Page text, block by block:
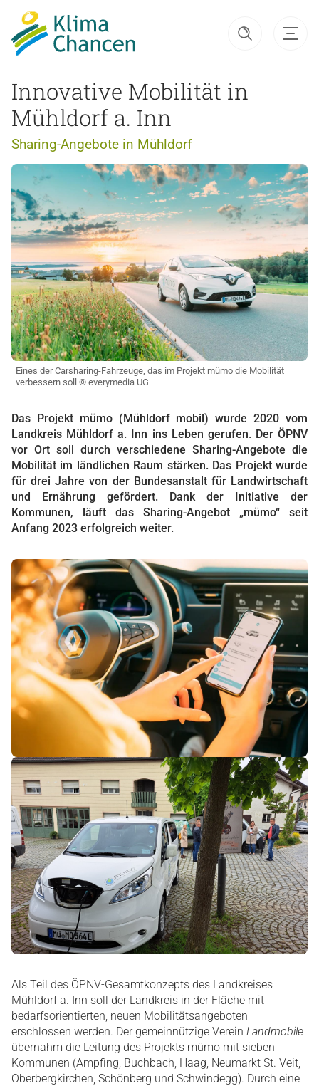
Innovative Mobilität in
Mühldorf a. Inn
Sharing-Angebote in Mühldorf
Eines der Carsharing-Fahrzeuge, das im Projekt mümo die Mobilität
verbessern soll © everymedia UG
Das Projekt mümo (Mühldorf mobil) wurde 2020 vom
Landkreis Mühldorf a. Inn ins Leben gerufen. Der ÖPNV
vor Ort soll durch verschiedene Sharing-Angebote die
Mobilität im ländlichen Raum stärken. Das Projekt wurde
für drei Jahre von der Bundesanstalt für Landwirtschaft
und Ernährung gefördert. Dank der Initiative der
Kommunen, läuft das Sharing-Angebot „mümo“ seit
Anfang 2023 erfolgreich weiter.
Als Teil des ÖPNV-Gesamtkonzepts des Landkreises
Mühldorf a. Inn soll der Landkreis in der Fläche mit
bedarfsorientierten, neuen Mobilitätsangeboten
erschlossen werden. Der gemeinnützige Verein Landmobile
übernahm die Leitung des Projekts mümo mit sieben
Kommunen (Ampfing, Buchbach, Haag, Neumarkt St. Veit,
Oberbergkirchen, Schönberg und Schwindegg). Durch eine